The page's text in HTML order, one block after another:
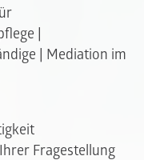
|
| Mediation im
Fragestellung